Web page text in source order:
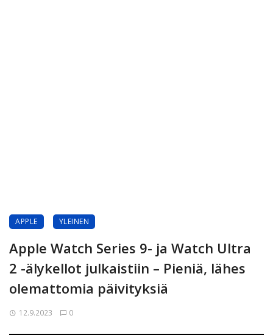
APPLE YLEINEN
Apple Watch Series 9- ja Watch Ultra
2 -älykellot julkaistiin – Pieniä, lähes
olemattomia päivityksiä
12.9.2023 0